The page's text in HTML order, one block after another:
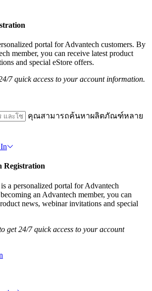
portal for Advantech customers. By
member, you can receive latest product
and special eStore offers.
7 quick access to your account information.
คุณสามารถค้นหาผลิตภัณฑ์หลาย
Registration
a personalized portal for Advantech
an Advantech member, you can
news, webinar invitations and special
get 24/7 quick access to your account